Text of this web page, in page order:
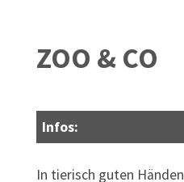
ZOO & CO
Infos:
In tierisch guten Händen